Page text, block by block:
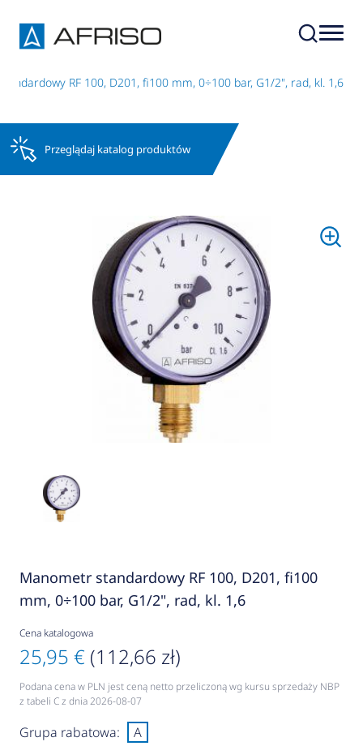
RF 100, D201, fi100 mm, 0÷100 bar, G1/2", rad, kl. 1,6
Przeglądaj katalog produktów
Manometr standardowy RF 100, D201, fi100
mm, 0÷100 bar, G1/2", rad, kl. 1,6
Cena katalogowa
25,95 € (112,66 zł)
Podana cena w PLN jest ceną netto przeliczoną wg kursu sprzedaży NBP
z tabeli C z dnia 2026-08-07
Grupa rabatowa: A